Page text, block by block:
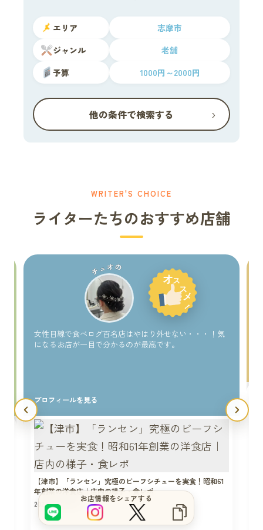
エリア
志摩市
ジャンル
老舗
予算
1000円～2000円
他の条件で検索する ›
WRITER'S CHOICE
ライターたちのおすすめ店舗
チュオの
女性目線で食べログ百名店はやはり外せない・・・！気
になるお店が一目で分かるのが最高です。
プロフィールを見る
【津市】「ランセン」究極のビーフシチューを実食！昭和61
年創業の洋食店｜店内の様子・食レポ
2024年04月12日
お店情報をシェアする
サイトをもっと良くするブヒ？